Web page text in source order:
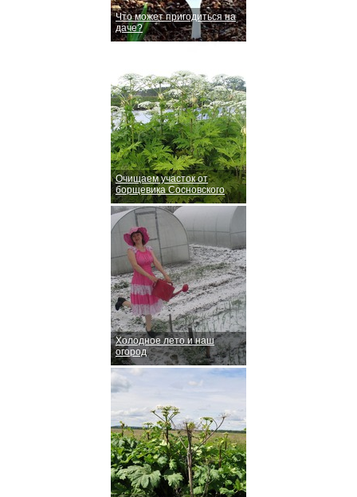
Что может пригодиться на
даче?
Очищаем участок от
борщевика Сосновского
Холодное лето и наш
огород